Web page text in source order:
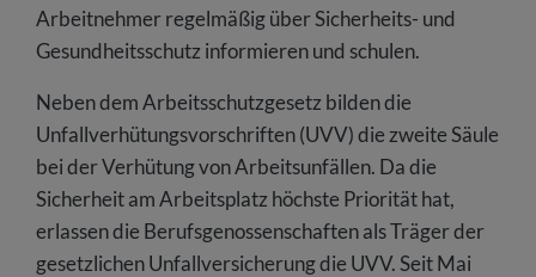
Arbeitnehmer regelmäßig über Sicherheits- und
Gesundheitsschutz informieren und schulen.
Neben dem Arbeitsschutzgesetz bilden die
Unfallverhütungsvorschriften (UVV) die zweite Säule
bei der Verhütung von Arbeitsunfällen. Da die
Sicherheit am Arbeitsplatz höchste Priorität hat,
erlassen die Berufsgenossenschaften als Träger der
gesetzlichen Unfallversicherung die UVV. Seit Mai